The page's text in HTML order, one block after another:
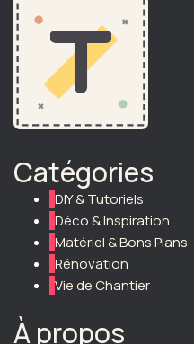
Catégories
DIY & Tutoriels
Déco & Inspiration
Matériel & Bons Plans
Rénovation
Vie de Chantier
À propos